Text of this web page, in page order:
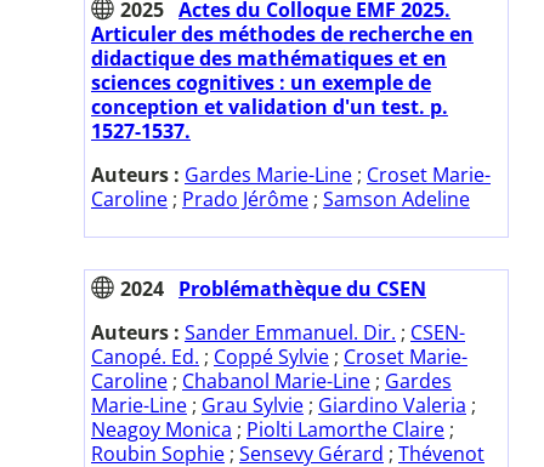
2025 Actes du Colloque EMF 2025.
Articuler des méthodes de recherche en
didactique des mathématiques et en
sciences cognitives : un exemple de
conception et validation d'un test. p.
1527-1537.
Auteurs : Gardes Marie-Line ; Croset Marie-
Caroline ; Prado Jérôme ; Samson Adeline
2024 Problémathèque du CSEN
Auteurs : Sander Emmanuel. Dir. ; CSEN-
Canopé. Ed. ; Coppé Sylvie ; Croset Marie-
Caroline ; Chabanol Marie-Line ; Gardes
Marie-Line ; Grau Sylvie ; Giardino Valeria ;
Neagoy Monica ; Piolti Lamorthe Claire ;
Roubin Sophie ; Sensevy Gérard ; Thévenot